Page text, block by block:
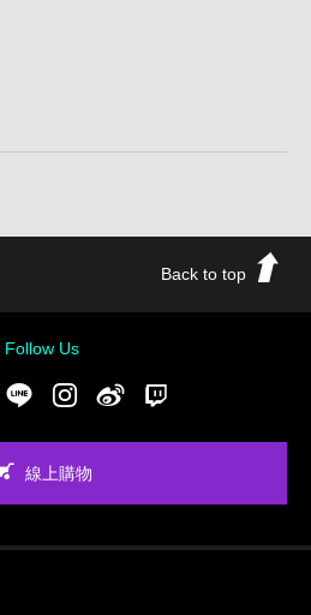
Back to top
Follow Us
YoutubeLINE Instgram新浪微博
線上購物